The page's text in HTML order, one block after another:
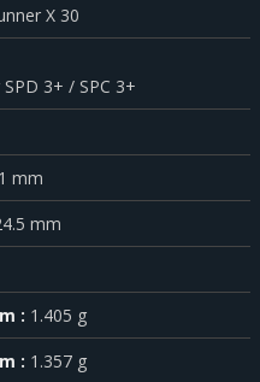
X 30
3+ / SPC 3+
mm
mm
1.405 g
1.357 g